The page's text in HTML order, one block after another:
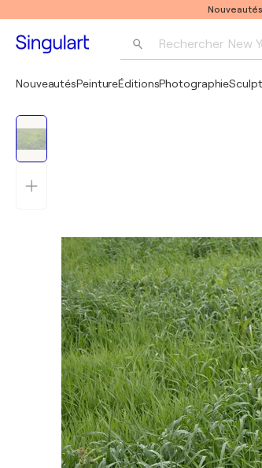
Rechercher New
NouveautésPeintureÉditionsPhotographie